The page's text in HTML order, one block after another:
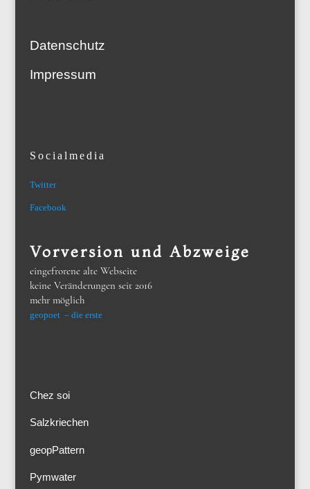
Datenschutz
Impressum
Socialmedia
Twitter
Facebook
Vorversion und Abzweige
eingefrorene alte Webseite
keine Veränderungen seit 2016
mehr möglich
geopoet – die erste
Chez soi
Salzkriechen
geopPattern
Pymwater